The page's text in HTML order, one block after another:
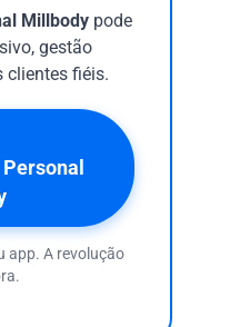
Millbody pode
gestão
clientes fiéis.
app. A revolução